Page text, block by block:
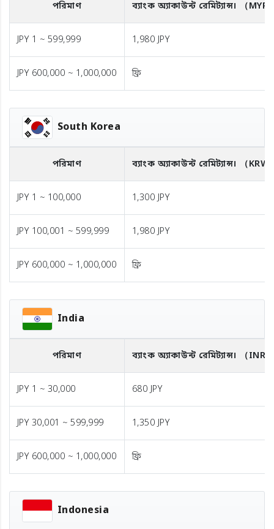
পরিমাণ ব্যাংক অ্যাকাউন্ট রেমিট্যান্স। （MYR
JPY 1 ~ 599,999 1,980 JPY
JPY 600,000 ~ 1,000,000 ফ্রি
South Korea
পরিমাণ ব্যাংক অ্যাকাউন্ট রেমিট্যান্স। （KRW
JPY 1 ~ 100,000 1,300 JPY
JPY 100,001 ~ 599,999 1,980 JPY
JPY 600,000 ~ 1,000,000 ফ্রি
India
পরিমাণ ব্যাংক অ্যাকাউন্ট রেমিট্যান্স। （INR）
JPY 1 ~ 30,000 680 JPY
JPY 30,001 ~ 599,999 1,350 JPY
JPY 600,000 ~ 1,000,000 ফ্রি
Indonesia